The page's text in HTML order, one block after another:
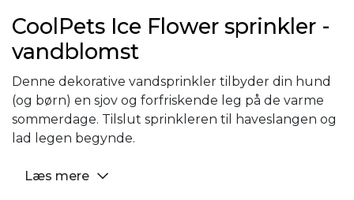
CoolPets Ice Flower sprinkler -
vandblomst
Denne dekorative vandsprinkler tilbyder din hund
(og børn) en sjov og forfriskende leg på de varme
sommerdage. Tilslut sprinkleren til haveslangen og
lad legen begynde.
Læs mere